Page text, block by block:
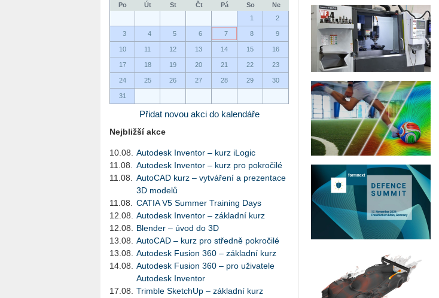
Po Út St Čt Pá So
Ne
1
2
3 4 5 6 7 8 9
10 11 12 13 14 15 16
17 18 19 20 21 22 23
24 25 26 27 28 29 30
31
Přidat novou akci do kalendáře
Nejbližší akce
10.08.
Autodesk Inventor – kurz iLogic
11.08.
Autodesk Inventor – kurz pro pokročilé
11.08.
AutoCAD kurz – vytváření a prezentace
3D modelů
11.08.
CATIA V5 Summer Training Days
12.08.
Autodesk Inventor – základní kurz
12.08.
Blender – úvod do 3D
13.08.
AutoCAD – kurz pro středně pokročilé
13.08.
Autodesk Fusion 360 – základní kurz
14.08.
Autodesk Fusion 360 – pro uživatele
Autodesk Inventor
17.08.
Trimble SketchUp – základní kurz